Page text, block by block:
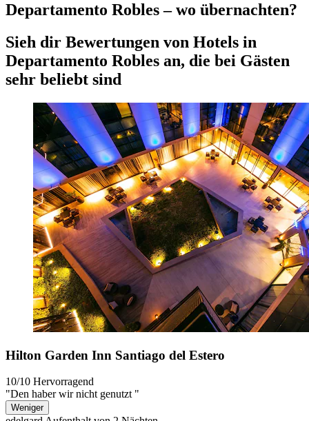
Departamento Robles – wo übernachten?
Sieh dir Bewertungen von Hotels in
Departamento Robles an, die bei Gästen
sehr beliebt sind
Hilton Garden Inn Santiago del Estero
10/10 Hervorragend
"Den haber wir nicht genutzt "
Weniger